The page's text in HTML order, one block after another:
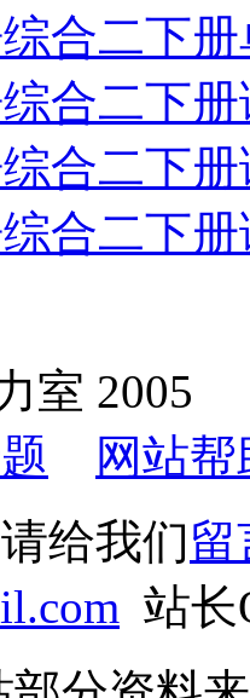
合二下
合二下
合二下
合二下
力室
网站帮
给我们留
站长